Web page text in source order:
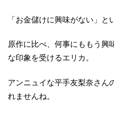
「お金儲けに興味がない」と
原作に比べ、何事にももう興
な印象を受けるエリカ。
アンニュイな平手友梨奈さん
れませんね。